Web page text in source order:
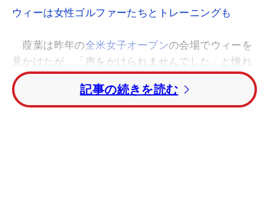
ウィーは女性ゴルファーたちとトレーニングも
葭葉は昨年の全米女子オープンの会場でウィーを
見かけたが、「声をかけられませんでした」と憧れ
のゴルファーを前に臆してしまったエピソードを披
露。今回はウィーに「ナイキシスター、新しい
キアスリートに会えるのはいつでも嬉しい」と言わ
記事の続きを読む